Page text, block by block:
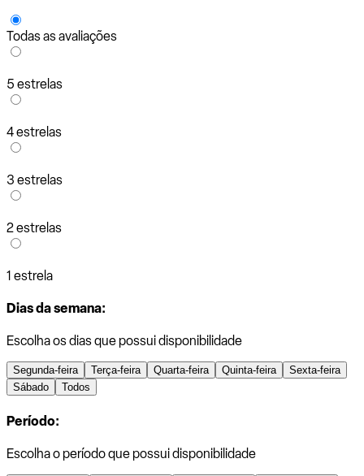
Todas as avaliações
5 estrelas
4 estrelas
3 estrelas
2 estrelas
1 estrela
Dias da semana:
Escolha os dias que possui disponibilidade
Segunda-feira Terça-feira Quarta-feira Quinta-feira
Sexta-feira
Sábado
Todos
Período:
Escolha o período que possui disponibilidade